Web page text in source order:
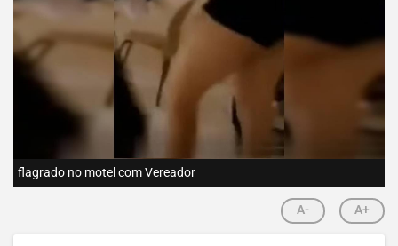
flagrado no motel com Vereador
A- A+